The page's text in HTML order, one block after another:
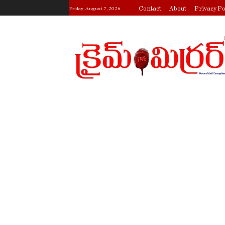
Friday, August 7, 2026 Contact About Privacy